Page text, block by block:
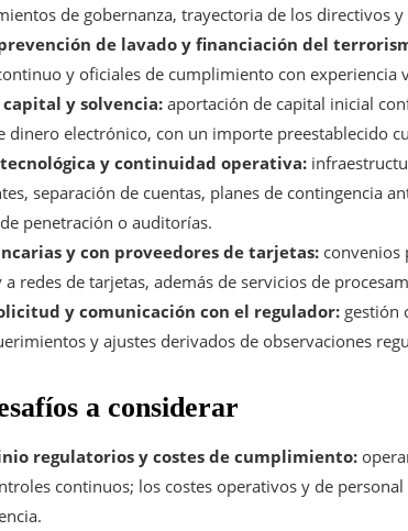
de gobernanza, trayectoria de los directivos
de lavado y financiación del
y oficiales de cumplimiento con experiencia
y solvencia:aportación de capital inicial
dinero electrónico, con un importe preestablecido
y continuidad operativa:
separación de cuentas, planes de contingencia
penetración o auditorías.
y con proveedores de tarjetas: convenios
a redes de tarjetas, además de servicios de
y comunicación con el regulador: gestión
y ajustes derivados de observaciones
a considerar
regulatorios y costes de cumplimiento:
continuos; los costes operativos y de